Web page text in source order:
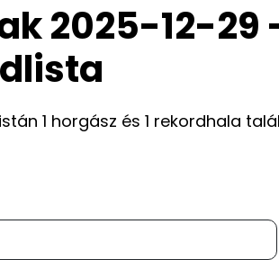
2025-12-29
1 horgász és 1 rekordhala